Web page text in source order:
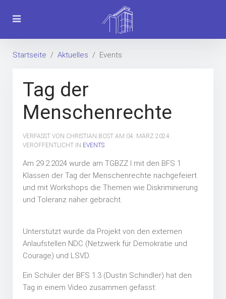
Startseite Aktuelles Events
Tag der
Menschenrechte
VERFASST VON CHRISTIAN BOST AM 04. MÄRZ 2024.
VERÖFFENTLICHT IN EVENTS
Am 29.2.2024 wurde am TGBZZ I mit den BFS 1
Klassen der Tag der Menschenrechte nachgefeiert
und mit Workshops die Themen wie Diskriminierung
und Toleranz näher gebracht.
Unterstützt wurde da Projekt von den externen
Anlaufstellen NDC (Netzwerk für Demokratie und
Courage) und LSVD.
Ein Schüler der BFS 1.3 (Dustin Schindler) hat den
Tag in einem Video zusammen gefasst: